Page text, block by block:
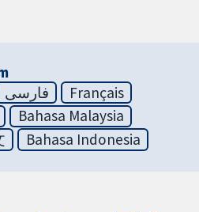
فارسی
Français
Bahasa Malaysia
Bahasa Indonesia